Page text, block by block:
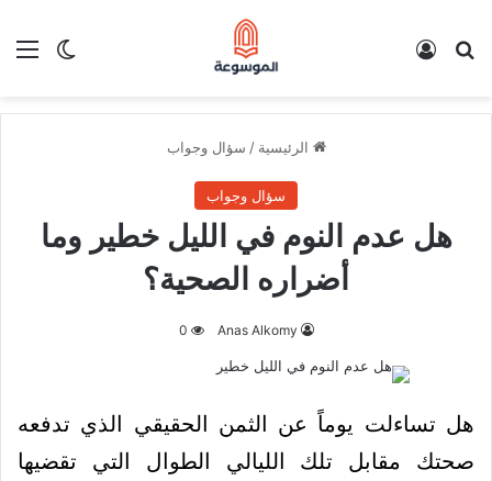
الوضع بحث عن
الرئيسية / سؤال وجواب
سؤال وجواب
هل عدم النوم في الليل خطير وما
أضراره الصحية؟
Anas Alkomy
0
هل تساءلت يوماً عن الثمن الحقيقي الذي تدفعه
صحتك مقابل تلك الليالي الطوال التي تقضيها